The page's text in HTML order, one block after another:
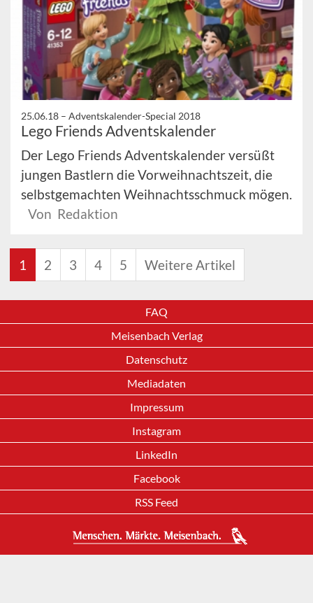
25.06.18 – Adventskalender-Special 2018
Lego Friends Adventskalender
Der Lego Friends Adventskalender versüßt
jungen Bastlern die Vorweihnachtszeit, die
selbstgemachten Weihnachtsschmuck mögen.
Von Redaktion
1 2 3 4 5 Weitere Artikel
FAQ
Meisenbach Verlag
Datenschutz
Mediadaten
Impressum
Instagram
LinkedIn
Facebook
RSS Feed